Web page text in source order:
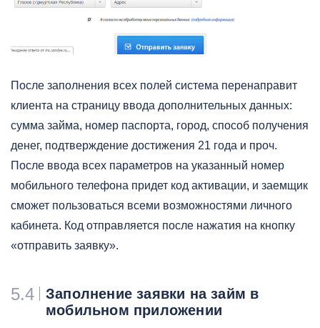
После заполнения всех полей система перенаправит
клиента на страницу ввода дополнительных данных:
сумма займа, номер паспорта, город, способ получения
денег, подтверждение достижения 21 года и проч.
После ввода всех параметров на указанный номер
мобильного телефона придет код активации, и заемщик
сможет пользоваться всеми возможностями личного
кабинета. Код отправляется после нажатия на кнопку
«отправить заявку».
5.4
Заполнение заявки на займ в
мобильном приложении